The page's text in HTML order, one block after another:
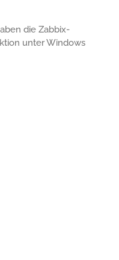
die Zabbix-
unter Windows